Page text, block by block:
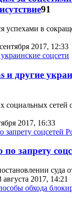
91
успехами в
2017, 12:33
и другие
социальных сетей
2017, 16:33
запрету
суда
августа 2017, 14:21